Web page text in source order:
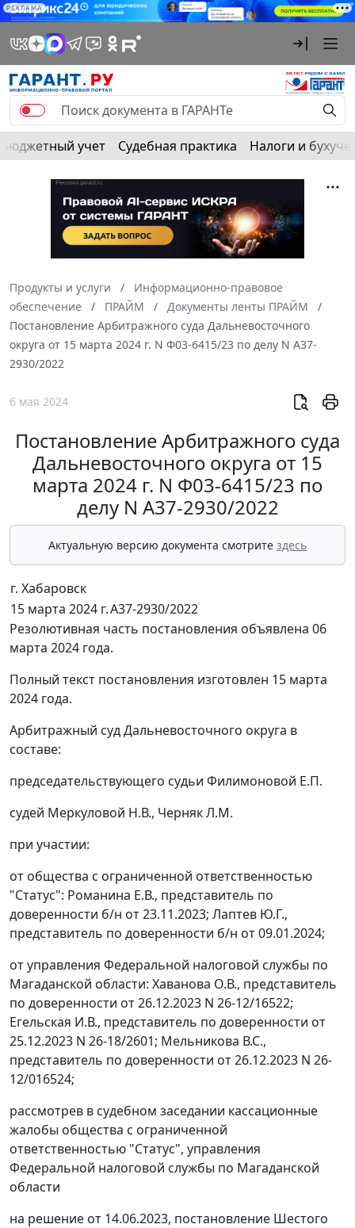
РЕКЛАМА
Бюджетный учет Судебная практика Налоги и
Продукты и услуги
Информационно-правовое
обеспечение
ПРАЙМ
Документы ленты ПРАЙМ
Постановление Арбитражного суда Дальневосточного
округа от 15 марта 2024 г. N Ф03-6415/23 по делу N А37-
2930/2022
6 мая 2024
Постановление Арбитражного суда
Дальневосточного округа от 15
марта 2024 г. N Ф03-6415/23 по
делу N А37-2930/2022
Актуальную версию документа смотрите здесь
г. Хабаровск
15 марта 2024 г.А37-2930/2022
Резолютивная часть постановления объявлена 06
марта 2024 года.
Полный текст постановления изготовлен 15 марта
2024 года.
Арбитражный суд Дальневосточного округа в
составе:
председательствующего судьи Филимоновой Е.П.
судей Меркуловой Н.В., Черняк Л.М.
при участии:
от общества с ограниченной ответственностью
"Статус": Романина Е.В., представитель по
доверенности б/н от 23.11.2023; Лаптев Ю.Г.,
представитель по доверенности б/н от 09.01.2024;
от управления Федеральной налоговой службы по
Магаданской области: Хаванова О.В., представитель
по доверенности от 26.12.2023 N 26-12/16522;
Егельская И.В., представитель по доверенности от
25.12.2023 N 26-18/2601; Мельникова В.С.,
представитель по доверенности от 26.12.2023 N 26-
12/016524;
рассмотрев в судебном заседании кассационные
жалобы общества с ограниченной
ответственностью "Статус", управления
Федеральной налоговой службы по Магаданской
области
на решение от 14.06.2023, постановление Шестого